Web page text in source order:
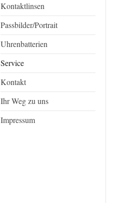
Kontaktlinsen
Passbilder/Portrait
Uhrenbatterien
Service
Kontakt
Ihr Weg zu uns
Impressum